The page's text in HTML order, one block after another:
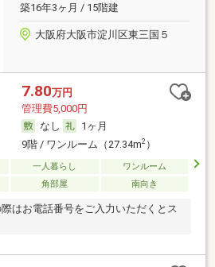
築16年3ヶ月 / 15階建
大阪府大阪市淀川区東三国５
7.80万円
管理費5,000円
なし
1ヶ月
9階 / ワンルーム（27.34m2）
一人暮らし
ワンルーム
角部屋 南向き
はお電話番号をご入力いただくとス